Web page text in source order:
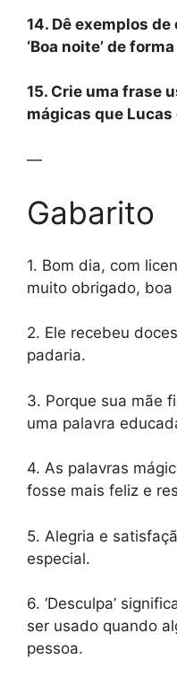
14. Dê exemplos
‘Boa noite’ de
15. Crie uma frase
mágicas que Lucas
—
Gabarito
1. Bom dia, com
muito obrigado, boa
2. Ele recebeu
padaria.
3. Porque sua mãe
uma palavra
4. As palavras
fosse mais feliz e
5. Alegria e
especial.
6. ‘Desculpa’
ser usado quando
pessoa.